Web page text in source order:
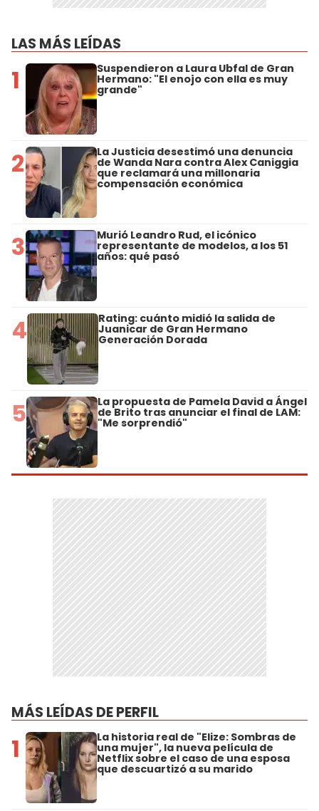
LAS MÁS LEÍDAS
1 Suspendieron a Laura Ubfal de Gran
Hermano: "El enojo con ella es muy
grande"
2 La Justicia desestimó una denuncia
de Wanda Nara contra Alex Caniggia
que reclamará una millonaria
compensación económica
3 Murió Leandro Rud, el icónico
representante de modelos, a los 51
años: qué pasó
4 Rating: cuánto midió la salida de
Juanicar de Gran Hermano
Generación Dorada
5 La propuesta de Pamela David a Ángel
de Brito tras anunciar el final de LAM:
"Me sorprendió"
MÁS LEÍDAS DE PERFIL
1 La historia real de "Elize: Sombras de
una mujer", la nueva película de
Netflix sobre el caso de una esposa
que descuartizó a su marido